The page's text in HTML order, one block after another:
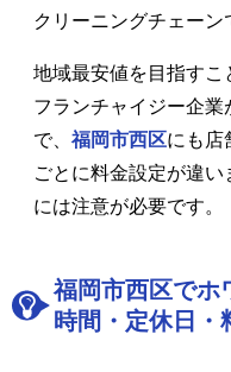
クリーニングチェーン
地域最安値を目指す
フランチャイジー企
で、 福岡市西区にも店
ごとに料金設定が違
には注意が必要です。
福岡市西区でホ
時間・定休日・